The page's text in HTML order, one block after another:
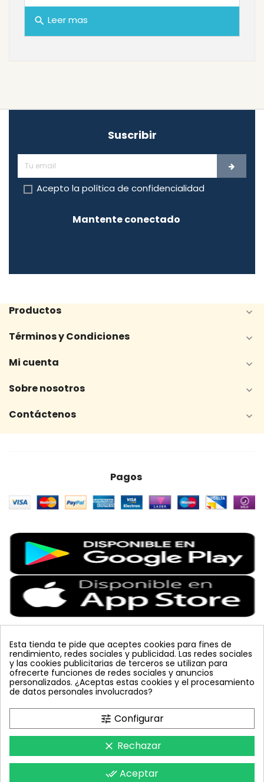
search Leer mas
Suscribir
Acepto la política de confidencialidad
Mantente conectado
Productos 
Términos y Condiciones 
Mi cuenta 
Sobre nosotros 
Contáctenos 
Pagos
Etiquetas Populares
colmena vacuna arbol planta
placa
bombus terrestris
mosquero feromona
mariquita
amarillo sin carnet
inyecciones tronco
trampa cromática JED
tuta absoluta
lucha integrada polillero
Esta tienda te pide que aceptes cookies para fines de
rendimiento, redes sociales y publicidad. Las redes sociales
y las cookies publicitarias de terceros se utilizan para
ofrecerte funciones de redes sociales y anuncios
personalizados. ¿Aceptas estas cookies y el procesamiento
de datos personales involucrados?
tune Configurar
clear Rechazar
done_all Aceptar